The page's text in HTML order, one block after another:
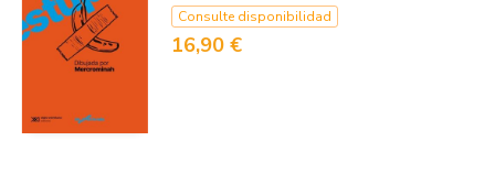
Consulte disponibilidad
16,90 €